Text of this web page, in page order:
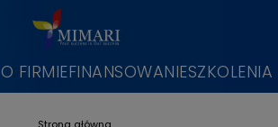
O FIRMIEFINANSOWANIESZKOLENIA